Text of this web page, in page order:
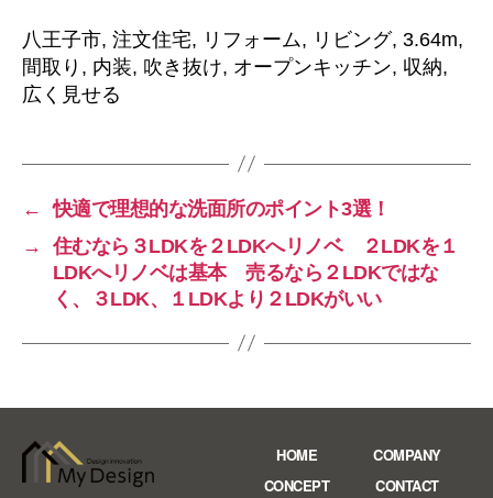
八王子市, 注文住宅, リフォーム, リビング, 3.64m,
間取り, 内装, 吹き抜け, オープンキッチン, 収納,
広く見せる
←
快適で理想的な洗面所のポイント3選！
→
住むなら３LDKを２LDKへリノベ ２LDKを１
LDKへリノベは基本 売るなら２LDKではな
く、３LDK、１LDKより２LDKがいい
HOME
CONCEPT
COMPANY
CONTACT